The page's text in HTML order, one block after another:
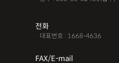
전화
· 대표번호 : 1668-4636
FAX/E-mail